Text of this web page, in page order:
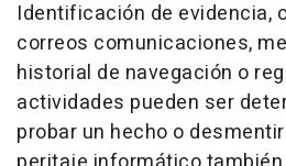
Identificación de evidencia,
correos comunicaciones,
historial de navegación o
actividades pueden ser
probar un hecho o